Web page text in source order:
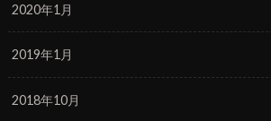
2020年1月
2019年1月
2018年10月